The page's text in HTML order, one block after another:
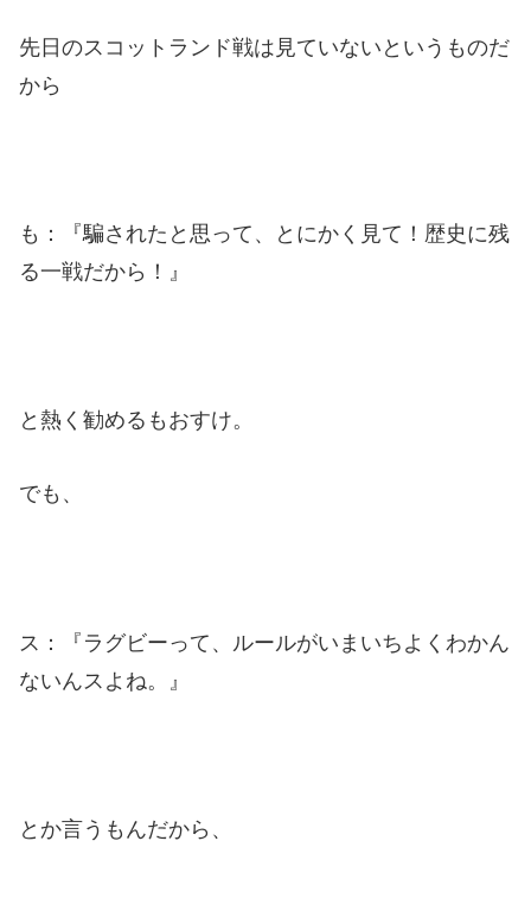
先日のスコットランド戦は見ていないというものだ
から
も：『騙されたと思って、とにかく見て！歴史に残
る一戦だから！』
と熱く勧めるもおすけ。
でも、
ス：『ラグビーって、ルールがいまいちよくわかん
ないんスよね。』
とか言うもんだから、